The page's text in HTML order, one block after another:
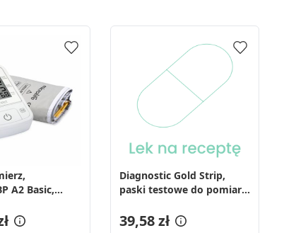
A2 Basic,
Diagnostic Gold Strip,
paski testowe do pomiaru
50 szt.
39,58 zł